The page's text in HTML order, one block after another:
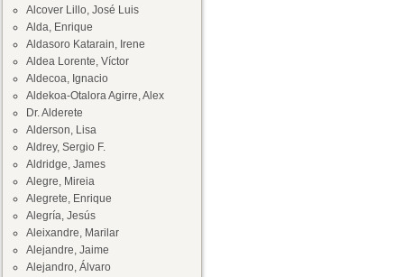
Alcover Lillo, José Luis
Alda, Enrique
Aldasoro Katarain, Irene
Aldea Lorente, Víctor
Aldecoa, Ignacio
Aldekoa-Otalora Agirre, Alex
Dr. Alderete
Alderson, Lisa
Aldrey, Sergio F.
Aldridge, James
Alegre, Mireia
Alegrete, Enrique
Alegría, Jesús
Aleixandre, Marilar
Alejandre, Jaime
Alejandro, Álvaro